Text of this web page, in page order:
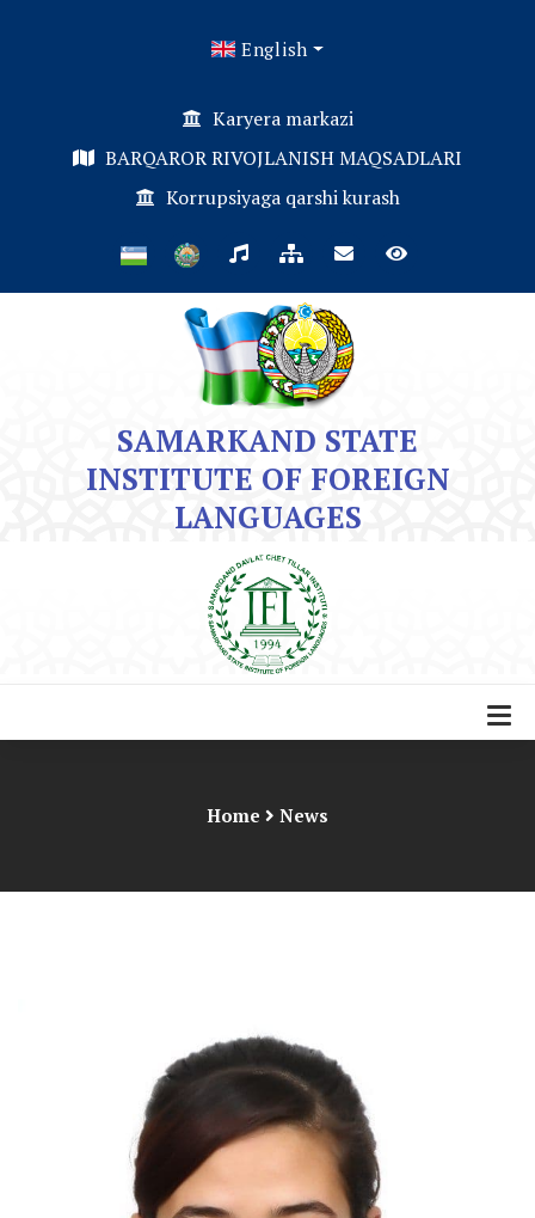
English
Karyera markazi
BARQAROR RIVOJLANISH MAQSADLARI
Korrupsiyaga qarshi kurash
SAMARKAND STATE
INSTITUTE OF FOREIGN
LANGUAGES
Home News